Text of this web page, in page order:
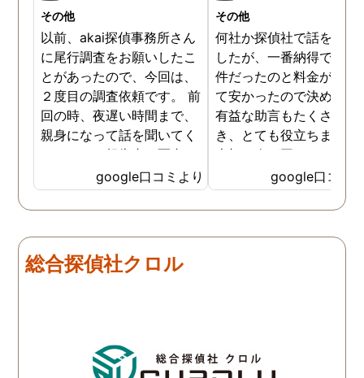
その他
以前、akai探偵事務所さん
に尾行調査をお願いしたこ
とがあったので、今回は、
２度目の調査依頼です。 前
回の時、夜遅い時間まで、
親身になって話を聞いてく
れたのと、報告書の写真
が、場所が悪かったのに、
とても鮮明に写っていたの
で、再度、調査をお願いさ
度、自分でも行動パターン
の把握をしていましたが、
ズでした。 とくに、急なお
願いの時に人員を手配して
google口コミより
その他
何社か探偵社で話を聞き
したが、一番納得できる
件だったのと料金が比較
て安かったので決めまし
有益な助言もたくさん頂
き、とても役立ちました
大切な人が困っていたら
番に紹介したいと思える
偵事務所です
google口コミ
総合探偵社クロル